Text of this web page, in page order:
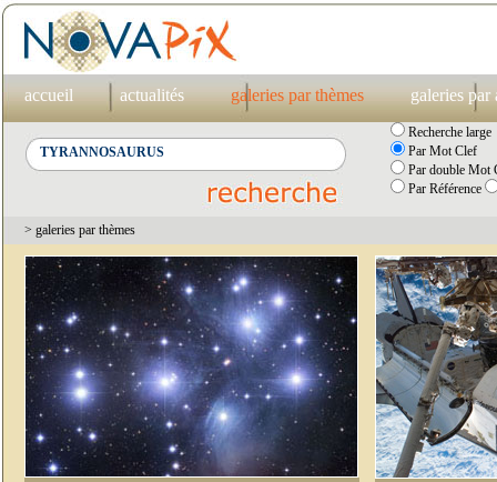
accueil actualités galeries par thèmes galeries par
Recherche large
Par Mot Clef
Par double Mot
Par Référence
> galeries par thèmes